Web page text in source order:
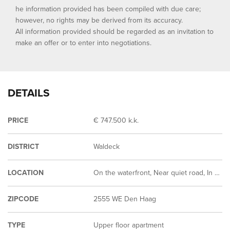
he information provided has been compiled with due care;
however, no rights may be derived from its accuracy.
All information provided should be regarded as an invitation to
make an offer or to enter into negotiations.
DETAILS
PRICE € 747.500 k.k.
DISTRICT Waldeck
LOCATION On the waterfront, Near quiet road, In residental area, Clear view
ZIPCODE 2555 WE Den Haag
TYPE Upper floor apartment